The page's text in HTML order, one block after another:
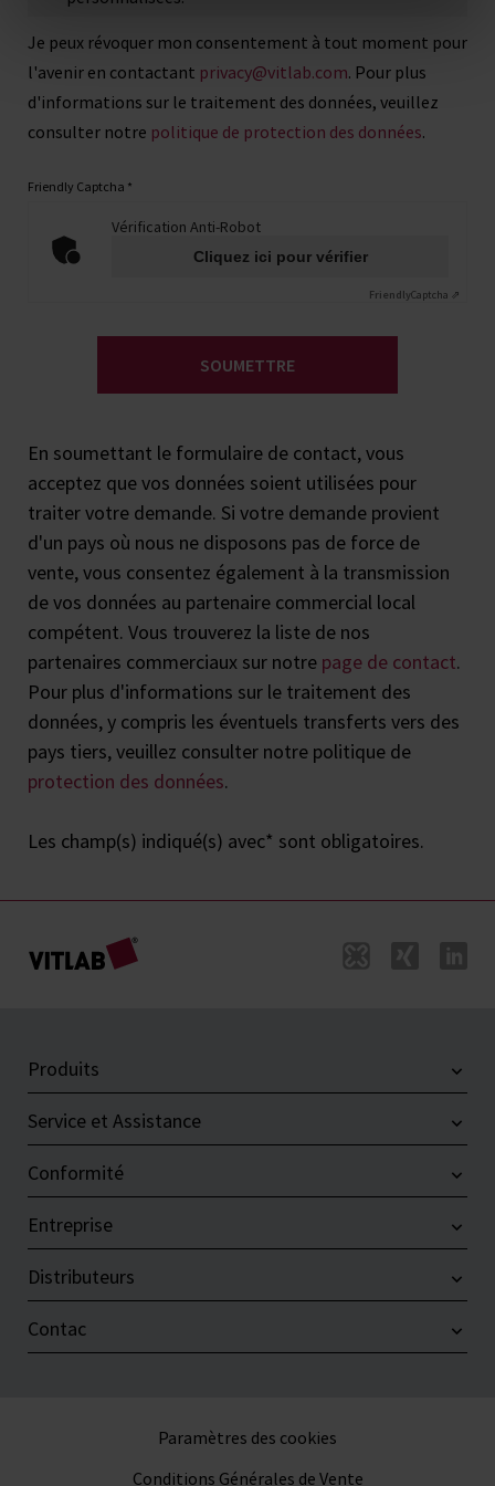
Je peux révoquer mon consentement à tout moment pour
l'avenir en contactant privacy@vitlab.com. Pour plus
d'informations sur le traitement des données, veuillez
consulter notre politique de protection des données.
Friendly Captcha *
Vérification Anti-Robot
Cliquez ici pour vérifier
FriendlyCaptcha ⇗
SOUMETTRE
En soumettant le formulaire de contact, vous
acceptez que vos données soient utilisées pour
traiter votre demande. Si votre demande provient
d'un pays où nous ne disposons pas de force de
vente, vous consentez également à la transmission
de vos données au partenaire commercial local
compétent. Vous trouverez la liste de nos
partenaires commerciaux sur notre page de contact.
Pour plus d'informations sur le traitement des
données, y compris les éventuels transferts vers des
pays tiers, veuillez consulter notre politique de
protection des données.
Les champ(s) indiqué(s) avec* sont obligatoires.
Produits
Service et Assistance
Conformité
Entreprise
Distributeurs
Contac
Paramètres des cookies
Conditions Générales de Vente